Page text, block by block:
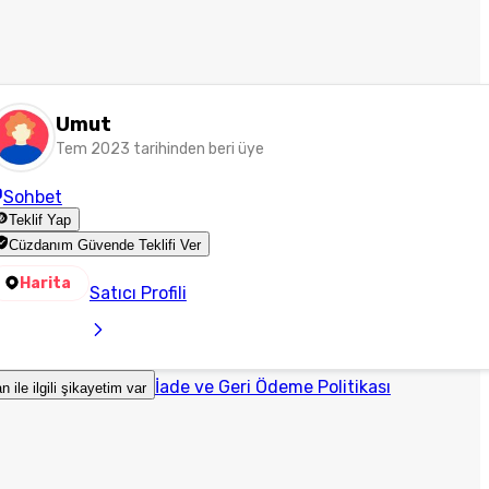
Umut
Tem 2023 tarihinden beri üye
Sohbet
Teklif Yap
Cüzdanım Güvende Teklifi Ver
Harita Satıcı Profili
ile ilgili şikayetim var İade ve Geri Ödeme Politikası